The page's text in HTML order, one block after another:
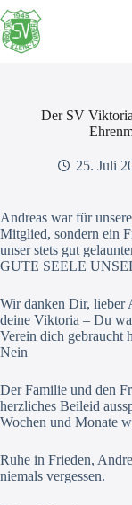
Zum
Inhalt
springen
Der SV
25. Juli
Andreas war für
Mitglied, sondern ein
unser stets gut
GUTE SEELE
Wir danken Dir, lieber
deine Viktoria – Du
Verein dich gebraucht
Nein
Der Familie und den
herzliches Beileid
Wochen und Monate
Ruhe in Frieden,
niemals vergessen.